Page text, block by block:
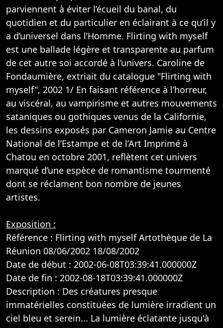
parviennent à éviter l’écueil du banal, du
quotidien et du particulier en éclairant à ce qu’il y
a d’universel dans l’Homme. Flirting with myself
est une ballade légère et transparente au parfum
de cet autre soi accordé à l’univers. Caroline de
Fondaumière, extriait du catalogue "Flirting with
myself", 2002 1/ En faisant référence à l’horreur,
au viscéral, au vampirisme et autres mouvements
sataniques ou gothiques venus de la Californie,
les dessins exposés par Cameron Jamie au Centre
National de l’Estampe et de l’Art Imprimé à
Chatou en octobre 2001, reflètent cet univers
marqué d’une espèce de romantisme tourmenté
dont se réclament bon nombre de jeunes
artistes.
Exposition :
Référence : Flirting with myself Artothèque de La
Réunion 08/06/2002 18/08/2002
Date de début : 2002-06-08T03:39:41.000000Z
Date de fin : 2002-08-18T03:39:41.000000Z
Description : Des créatures presque
immatérielles constituées de lumière irradient un
ciel bleu et serein... La lumière éclatante jusqu'à